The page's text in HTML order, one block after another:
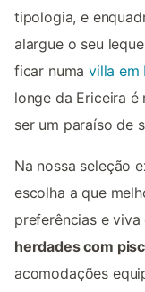
tipologia, e
alargue o seu
ficar numavilla em
longe da Ericeira
ser um paraíso de
Na nossa seleção
escolha a que
preferências e
herdades com
acomodações